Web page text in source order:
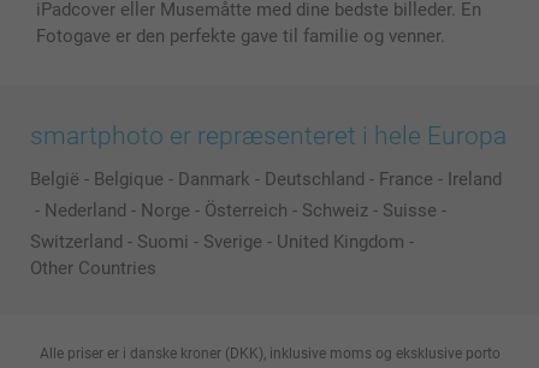
iPadcover eller Musemåtte med dine bedste billeder. En
Fotogave er den perfekte gave til familie og venner.
smartphoto er repræsenteret i hele Europa
België - Belgique - Danmark - Deutschland - France - Ireland
- Nederland - Norge - Österreich - Schweiz - Suisse -
Switzerland - Suomi - Sverige - United Kingdom -
Other Countries
Alle priser er i danske kroner (DKK), inklusive moms og eksklusive porto